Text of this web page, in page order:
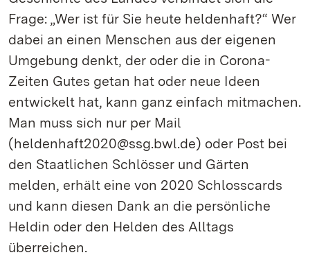
Frage: „Wer ist für Sie heute heldenhaft?“ Wer
dabei an einen Menschen aus der eigenen
Umgebung denkt, der oder die in Corona-
Zeiten Gutes getan hat oder neue Ideen
entwickelt hat, kann ganz einfach mitmachen.
Man muss sich nur per Mail
(heldenhaft2020@ssg.bwl.de) oder Post bei
den Staatlichen Schlösser und Gärten
melden, erhält eine von 2020 Schlosscards
und kann diesen Dank an die persönliche
Heldin oder den Helden des Alltags
überreichen.